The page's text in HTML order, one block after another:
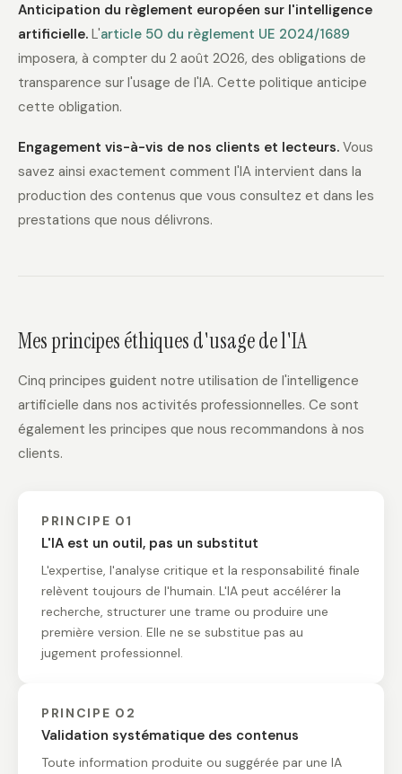
Anticipation du règlement européen sur l'intelligence
artificielle. L'article 50 du règlement UE 2024/1689
imposera, à compter du 2 août 2026, des obligations de
transparence sur l'usage de l'IA. Cette politique anticipe
cette obligation.
Engagement vis-à-vis de nos clients et lecteurs. Vous
savez ainsi exactement comment l'IA intervient dans la
production des contenus que vous consultez et dans les
prestations que nous délivrons.
Mes principes éthiques d'usage de l'IA
Cinq principes guident notre utilisation de l'intelligence
artificielle dans nos activités professionnelles. Ce sont
également les principes que nous recommandons à nos
clients.
PRINCIPE 01
L'IA est un outil, pas un substitut
L'expertise, l'analyse critique et la responsabilité finale
relèvent toujours de l'humain. L'IA peut accélérer la
recherche, structurer une trame ou produire une
première version. Elle ne se substitue pas au
jugement professionnel.
PRINCIPE 02
Validation systématique des contenus
Toute information produite ou suggérée par une IA